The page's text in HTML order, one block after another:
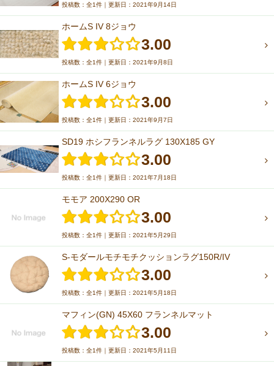
投稿数：全1件｜更新日：2021年9月14日
ホームS IV 8ジョウ
3.00
投稿数：全1件｜更新日：2021年9月8日
ホームS IV 6ジョウ
3.00
投稿数：全1件｜更新日：2021年9月7日
SD19 ホシフランネルラグ 130X185 GY
3.00
投稿数：全1件｜更新日：2021年7月18日
モモア 200X290 OR
3.00
投稿数：全1件｜更新日：2021年5月29日
S-モダールモチモチクッションラグ150R/IV
3.00
投稿数：全1件｜更新日：2021年5月18日
マフィン(GN) 45X60 フランネルマット
3.00
投稿数：全1件｜更新日：2021年5月11日